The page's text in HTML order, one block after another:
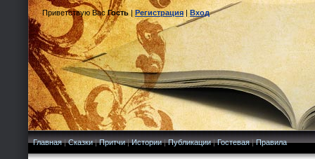
Приветствую Вас Гость|Регистрация|Вход
Главная|Сказки|Притчи|Истории|Публикации|Гостевая|Правила